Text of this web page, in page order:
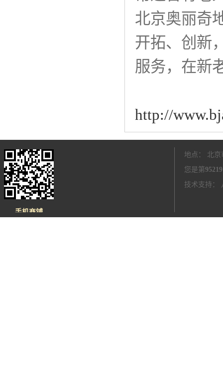
北京奥丽奇
开拓、创新
服务，在新
http://
手机商铺
地点： 北
您是第
技术支持：